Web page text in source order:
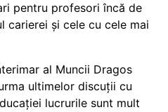
pentru profesori încă de
carierei și cele cu cele mai
al Muncii Dragos
ultimelor discuții cu
lucrurile sunt mult